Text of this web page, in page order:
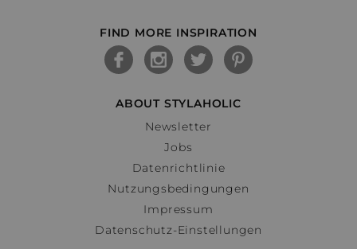
FIND MORE INSPIRATION
ABOUT STYLAHOLIC
Newsletter
Jobs
Datenrichtlinie
Nutzungsbedingungen
Impressum
Datenschutz-Einstellungen